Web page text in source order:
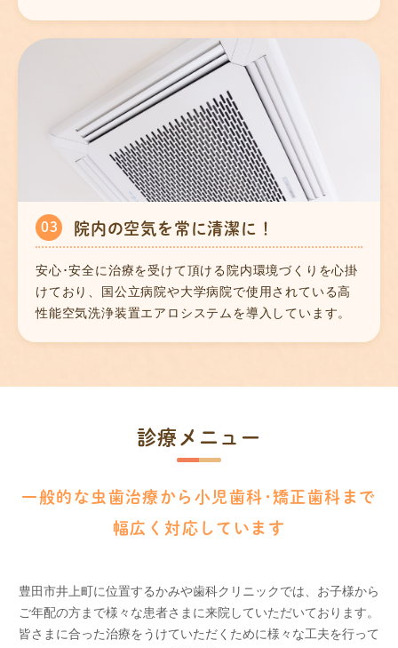
03 院内の空気を 常に清潔に！
安心･安全に治療を受けて頂ける院内環境づくりを心掛
けており、国公立病院や大学病院で使用されている高
性能空気洗浄装置エアロシステムを導入しています。
診療メニュー
一般的な虫歯治療から小児歯科･矯正歯科まで
幅広く対応しています
豊田市井上町に位置するかみや歯科クリニックでは、お子様から
ご年配の方まで様々な患者さまに来院していただいております。
皆さまに合った治療をうけていただくために様々な工夫を行って